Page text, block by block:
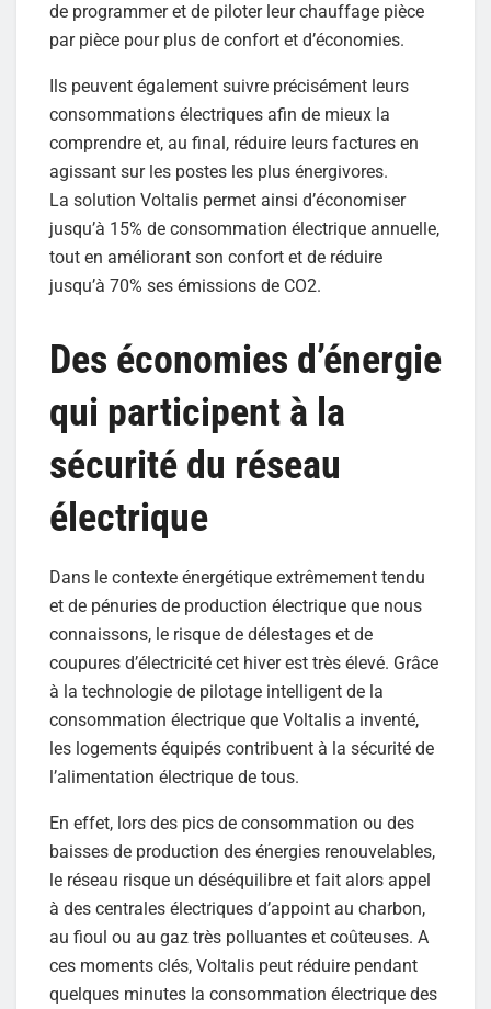
de programmer et de piloter leur chauffage pièce
par pièce pour plus de confort et d’économies.
Ils peuvent également suivre précisément leurs
consommations électriques afin de mieux la
comprendre et, au final, réduire leurs factures en
agissant sur les postes les plus énergivores.
La solution Voltalis permet ainsi d’économiser
jusqu’à 15% de consommation électrique annuelle,
tout en améliorant son confort et de réduire
jusqu’à 70% ses émissions de CO2.
Des économies d’énergie
qui participent à la
sécurité du réseau
électrique
Dans le contexte énergétique extrêmement tendu
et de pénuries de production électrique que nous
connaissons, le risque de délestages et de
coupures d’électricité cet hiver est très élevé. Grâce
à la technologie de pilotage intelligent de la
consommation électrique que Voltalis a inventé,
les logements équipés contribuent à la sécurité de
l’alimentation électrique de tous.
En effet, lors des pics de consommation ou des
baisses de production des énergies renouvelables,
le réseau risque un déséquilibre et fait alors appel
à des centrales électriques d’appoint au charbon,
au fioul ou au gaz très polluantes et coûteuses. A
ces moments clés, Voltalis peut réduire pendant
quelques minutes la consommation électrique des